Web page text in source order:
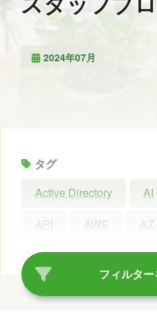
2024年07月
タグ
Active Directory
AI
API
AWS
Azure AI Search
フィルタ